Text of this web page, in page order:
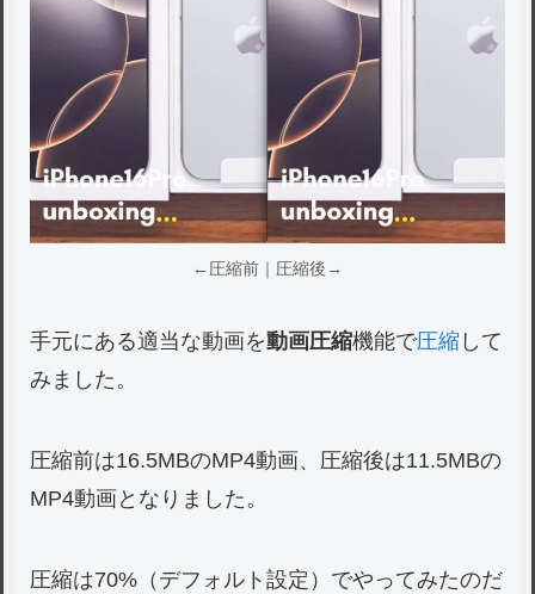
←圧縮前｜圧縮後→
手元にある適当な動画を動画圧縮機能で圧縮 して
みました。
圧縮前は16.5MBのMP4動画、圧縮後は11.5MBの
MP4動画となりました。
圧縮は70%（デフォルト設定）でやってみたのだ